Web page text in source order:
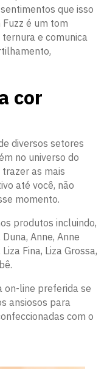
que isso
é um tom
e comunica
cor
diversos setores
no universo do
as mais
até você, não
momento.
produtos incluindo,
Anne, Anne
Fina, Liza Grossa,
on-line preferida se
ansiosos para
com o